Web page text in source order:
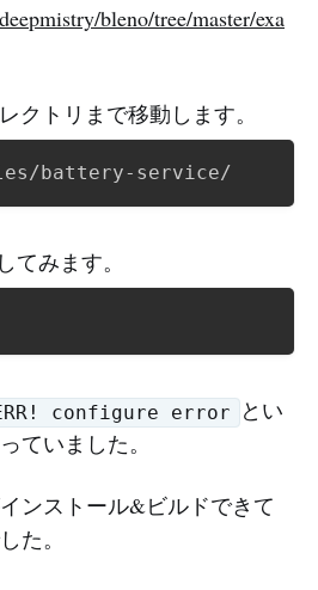
bleno/tree/master/exa
クトリまで移動します。
てみます。
configure error
とい
ていました。
ンストール&ビルドできて
た。